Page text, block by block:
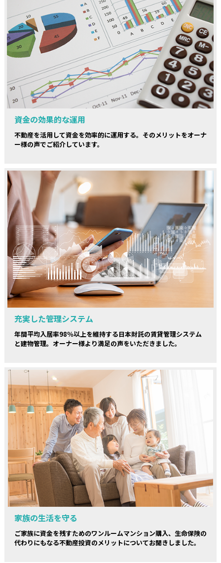
資金の効果的な運用
不動産を活用して資金を効率的に運用する。そのメリットをオーナ
ー様の声でご紹介しています。
充実した管理システム
年間平均入居率98％以上を維持する日本財託の賃貸管理システム
と建物管理。オーナー様より満足の声をいただきました。
家族の生活を守る
ご家族に資金を残すためのワンルームマンション購入、生命保険の
代わりにもなる不動産投資のメリットについてお聞きしました。